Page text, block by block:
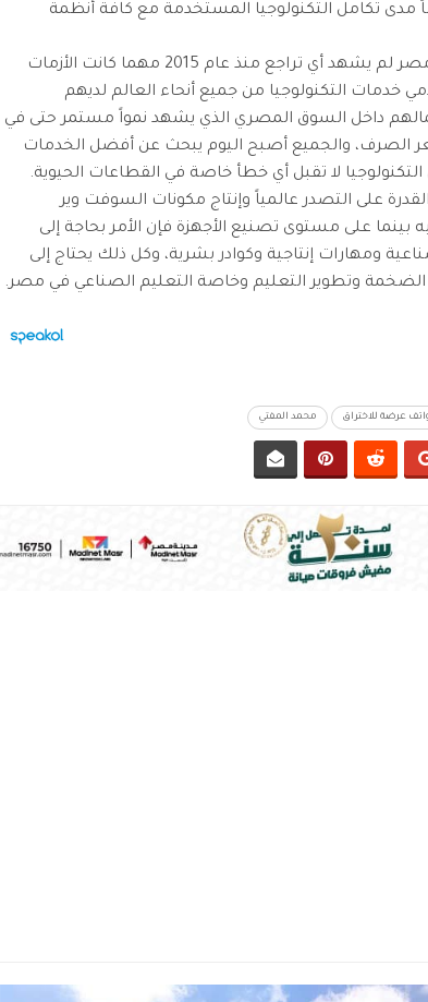
تكامل التكنولوجيا المستخدمة مع كافة أنظمة
وأكد أن سوق التكنولوجيا في مصر لم يشهد أي تراجع منذ عام 2015 مهما كانت الأزمات
خدمات التكنولوجيا من جميع أنحاء العالم لديهم
داخل السوق المصري الذي يشهد نمواً مستمر حتى في
الصرف، والجميع أصبح اليوم يبحث عن أفضل الخدمات
لا تقبل أي خطأ خاصة في القطاعات الحيوية.
على التصدر عالمياً وإنتاج مكونات السوفت وير
بينما على مستوى تصنيع الأجهزة فإن الأمر بحاجة إلى
ومهارات إنتاجية وكوادر بشرية، وكل ذلك يحتاج إلى
الضخمة وتطوير التعليم وخاصة التعليم الصناعي في مصر.
عرضة للاختراق محمد المفتي